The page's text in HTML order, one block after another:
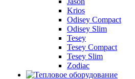
Krios
Odisey Compact
Odisey Slim
Tesey
Tesey Compact
Tesey Slim
Zodiac